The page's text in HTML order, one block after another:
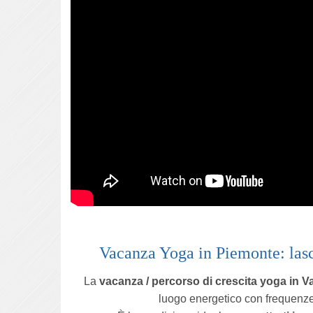
Vacanza Yoga in Piemonte:
La vacanza / percorso di crescita yoga in
luogo energetico con